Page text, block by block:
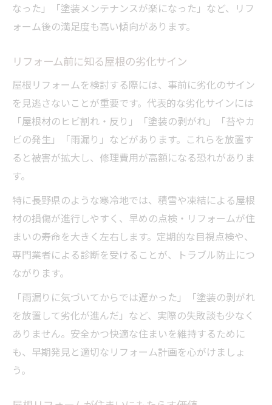
なった」「塗装メンテナンスが楽になった」など、リフ
ォーム後の満足度も高い傾向があります。
リフォーム前に知る屋根の劣化サイン
屋根リフォームを検討する際には、事前に劣化のサイン
を見逃さないことが重要です。代表的な劣化サインには
「屋根材のヒビ割れ・反り」「塗装の剥がれ」「苔やカ
ビの発生」「雨漏り」などがあります。これらを放置す
ると被害が拡大し、修理費用が高額になる恐れがありま
す。
特に長野県のような寒冷地では、積雪や凍結による屋根
材の損傷が進行しやすく、早めの点検・リフォームが住
まいの寿命を大きく左右します。定期的な目視点検や、
専門業者による診断を受けることが、トラブル防止につ
ながります。
「雨漏りに気づいてからでは遅かった」「塗装の剥がれ
を放置して劣化が進んだ」など、実際の失敗談も少なく
ありません。安全かつ快適な住まいを維持するために
も、早期発見と適切なリフォーム計画を心がけましょ
う。